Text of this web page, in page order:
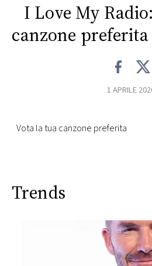
NEWS
EVENTI
TV
I Love My
canzone preferita
1 APRILE
Vota la tua canzone preferita
Trends